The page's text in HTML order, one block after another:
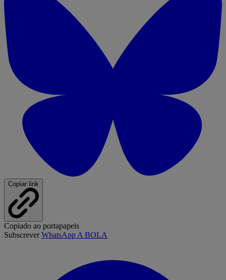
Copiar link
Copiado ao portapapeis
SubscreverWhatsApp A BOLA